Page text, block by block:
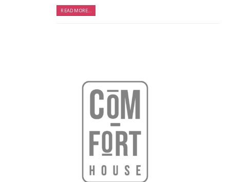
READ MORE...